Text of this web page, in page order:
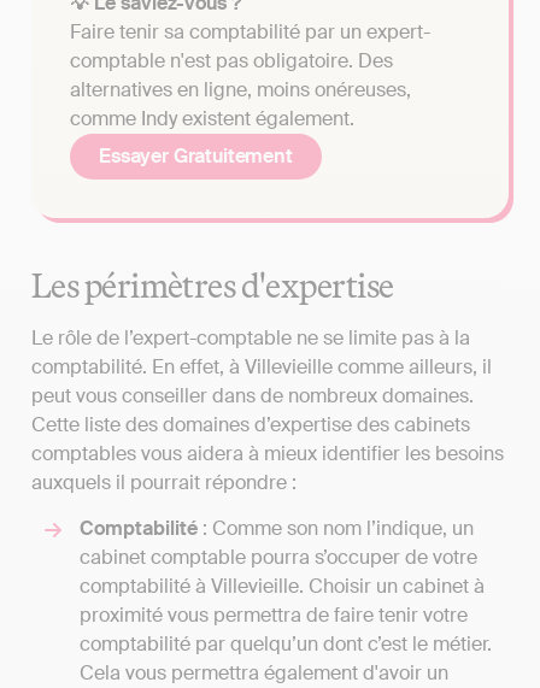
Faire tenir sa comptabilité par un expert-
comptable n'est pas obligatoire. Des
alternatives en ligne, moins onéreuses,
comme Indy existent également.
Essayer Gratuitement
Les périmètres d'expertise
Le rôle de l’expert-comptable ne se limite pas à la
comptabilité. En effet, à Villevieille comme ailleurs, il
peut vous conseiller dans de nombreux domaines.
Cette liste des domaines d’expertise des cabinets
comptables vous aidera à mieux identifier les besoins
auxquels il pourrait répondre :
Comptabilité : Comme son nom l’indique, un
cabinet comptable pourra s’occuper de votre
comptabilité à Villevieille. Choisir un cabinet à
proximité vous permettra de faire tenir votre
comptabilité par quelqu’un dont c’est le métier.
Cela vous permettra également d'avoir un